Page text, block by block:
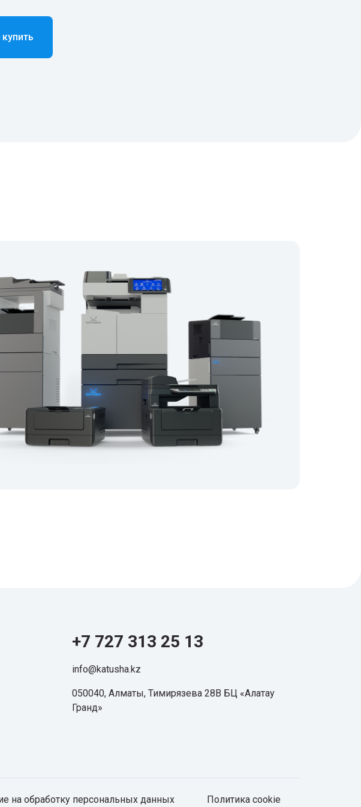
купить
+7 727 313 25 13
info@katusha.kz
050040, Алматы, Тимирязева 28В БЦ «Алатау
Гранд»
на обработку персональных данных Политика cookie